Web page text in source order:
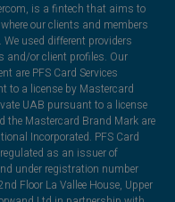
is a fintech that aims to
our clients and members
used different providers
and/or client profiles. Our
are PFS Card Services
to a license by Mastercard
UAB pursuant to a license
the Mastercard Brand Mark are
Incorporated. PFS Card
as an issuer of
under registration number
Floor La Vallee House, Upper